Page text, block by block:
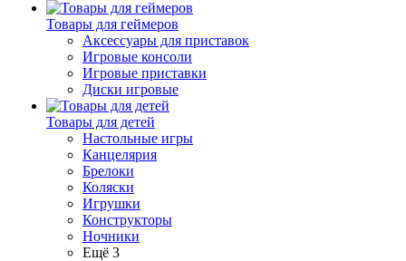
Товары для геймеров
Аксессуары для приставок
Игровые консоли
Игровые приставки
Диски игровые
Товары для детей
Настольные игры
Канцелярия
Брелоки
Коляски
Игрушки
Конструкторы
Ночники
Ещё 3